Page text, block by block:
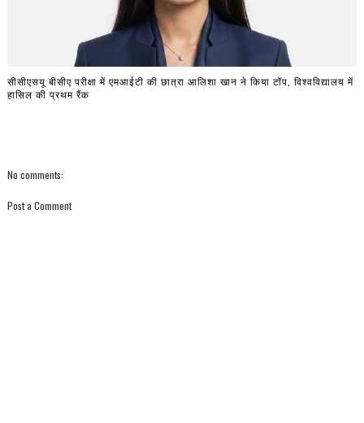
सीसीएसयू बीसीए परीक्षा में एमआईटी की छात्रा आलिशा खान ने किया टॉप, विश्वविद्यालय में
हासिल की प्रथम रैंक
No comments:
Post a Comment